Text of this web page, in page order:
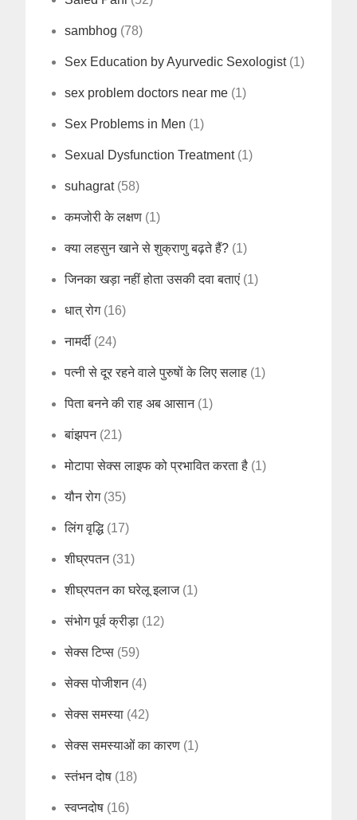
sambhog (78)
Sex Education by Ayurvedic Sexologist(1)
sex problem doctors near me (1)
Sex Problems in Men (1)
Sexual Dysfunction Treatment(1)
suhagrat(58)
कमजोरी के लक्षण (1)
क्या लहसुन खाने से शुक्राणु बढ़ते हैं? (1)
जिनका खड़ा नहीं होता उसकी दवा बताएं (1)
धात् रोग(16)
नामर्दी (24)
पत्नी से दूर रहने वाले पुरुषों के लिए सलाह (1)
पिता बनने की राह अब आसान(1)
बांझपन(21)
मोटापा सेक्स लाइफ को प्रभावित करता है (1)
यौन रोग(35)
लिंग वृद्धि(17)
शीघ्रपतन(31)
शीघ्रपतन का घरेलू इलाज(1)
संभोग पूर्व क्रीड़ा (12)
सेक्स टिप्स (59)
सेक्स पोजीशन(4)
सेक्स समस्या (42)
सेक्स समस्याओं का कारण (1)
स्तंभन दोष (18)
स्वप्नदोष (16)